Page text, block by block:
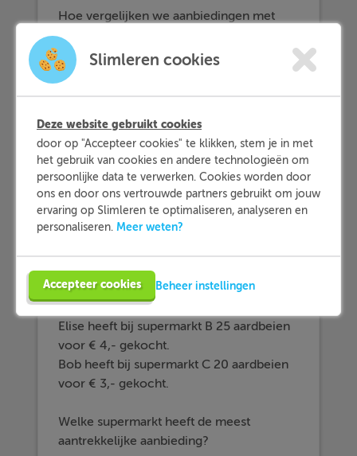
Hoe vergelijken we aanbiedingen met
elkaar?
Methode
verschillende aanbiedingen zijn, kan het
niet altijd duidelijk zijn welke aanbieding
voordeliger is. Dit kan worden bepaald
door voor elke aanbieding uit te rekenen
hoeveel 1 product kost. Vervolgens kun je
de prijzen met elkaar vergelijken.
Bekijk het volgende voorbeeld:
Ruben heeft bij supermarkt A 60
aardbeien voor € 6,- gekocht.
Elise heeft bij supermarkt B 25 aardbeien
voor € 4,- gekocht.
Bob heeft bij supermarkt C 20 aardbeien
voor € 3,- gekocht.
Welke supermarkt heeft de meest
aantrekkelijke aanbieding?
Slimleren cookies
Deze website gebruikt cookies
door op "Accepteer cookies" te klikken, stem je in met
het gebruik van cookies en andere technologieën om
persoonlijke data te verwerken. Cookies worden door
ons en door ons vertrouwde partners gebruikt om jouw
ervaring op Slimleren te optimaliseren, analyseren en
personaliseren. Meer weten?
Accepteer cookies Beheer instellingen